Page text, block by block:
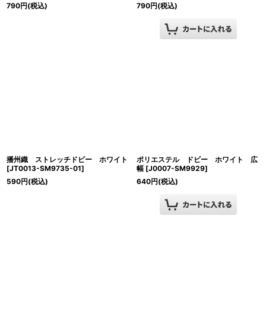
790円(税込)
790円(税込)
播州織 ストレッチドビー ホワイト
[JT0013-SM9735-01]
590円(税込)
ポリエステル ドビー ホワイト 広
幅 [J0007-SM9929]
640円(税込)